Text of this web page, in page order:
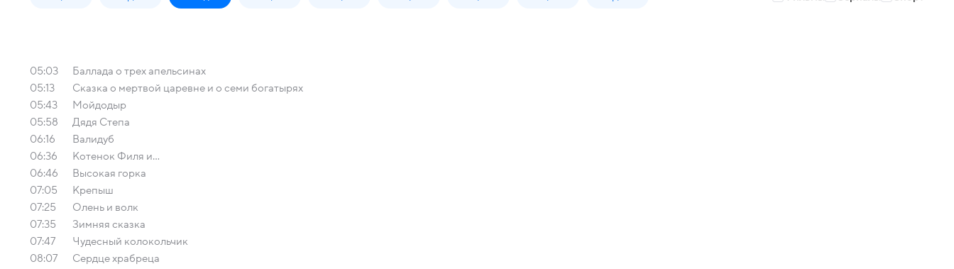
05:03
Баллада о трех апельсинах
05:13
Сказка о мертвой царевне и о семи богатырях
05:43
Мойдодыр
05:58
Дядя Степа
06:16
Валидуб
06:36
Котенок Филя и…
06:46
Высокая горка
07:05
Крепыш
07:25
Олень и волк
07:35
Зимняя сказка
07:47
Чудесный колокольчик
08:07
Сердце храбреца